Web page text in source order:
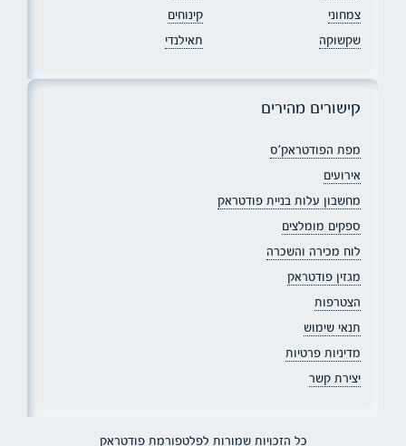
צמחוני
קינוחים
שקשוקה
תאילנדי
קישורים מהירים
מפת הפודטראק׳ס
אירועים
מחשבון עלות בניית פודטראק
ספקים מומלצים
לוח מכירה והשכרה
מגזין פודטראק
הצטרפות
תנאי שימוש
מדיניות פרטיות
יצירת קשר
כל הזכויות שמורות לפלטפורמת פודטראק